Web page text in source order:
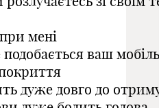
мені
ваш
дуже довго до